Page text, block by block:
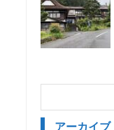
アーカイブ